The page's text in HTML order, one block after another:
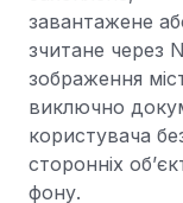
завантажене
зчитане через
зображення
виключно
користувача
сторонніх
фону.